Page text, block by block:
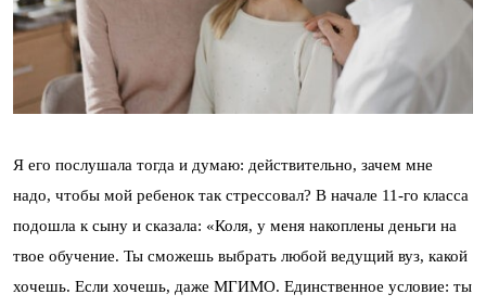
Я его послушала тогда и думаю: действительно, зачем мне
надо, чтобы мой ребенок так стрессовал? В начале 11-го класса
подошла к сыну и сказала: «Коля, у меня накоплены деньги на
твое обучение. Ты сможешь выбрать любой ведущий вуз, какой
хочешь. Если хочешь, даже МГИМО. Единственное условие: ты